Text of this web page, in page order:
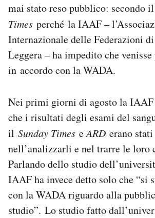
mai stato reso pubblico: secondo il
Times perché la IAAF –
Internazionale delle Federazioni
Leggera – ha impedito che
in accordo con la WADA.
Nei primi giorni di agosto la IAAF
che i risultati degli esami del
il Sunday Times eARD erano
nell’analizzarli e nel trarre le loro
Parlando dello studio
IAAF ha invece detto solo che “si
con la WADA riguardo alla
studio”. Lo studio fatto